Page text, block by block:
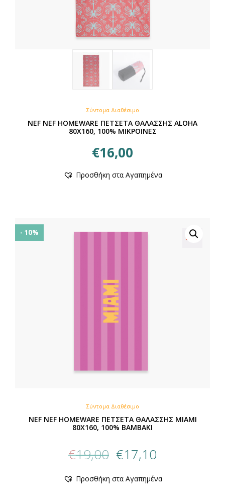
Σύντομα Διαθέσιμο
NEF NEF HOMEWARE ΠΕΤΣΕΤΑ ΘΑΛΑΣΣΗΣ ALOHA
80X160, 100% ΜΙΚΡΟΙΝΕΣ
€16,00
Προσθήκη στα Αγαπημένα
- 10%
Σύντομα Διαθέσιμο
NEF NEF HOMEWARE ΠΕΤΣΕΤΑ ΘΑΛΑΣΣΗΣ MIAMI
80X160, 100% BAMBAKI
€19,00
price
€19,00.
€17,10
είναι:
Προσθήκη στα Αγαπημένα